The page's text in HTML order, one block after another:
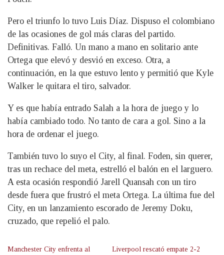
Pero el triunfo lo tuvo Luis Díaz. Dispuso el colombiano
de las ocasiones de gol más claras del partido.
Definitivas. Falló. Un mano a mano en solitario ante
Ortega que elevó y desvió en exceso. Otra, a
continuación, en la que estuvo lento y permitió que Kyle
Walker le quitara el tiro, salvador.
Y es que había entrado Salah a la hora de juego y lo
había cambiado todo. No tanto de cara a gol. Sino a la
hora de ordenar el juego.
También tuvo lo suyo el City, al final. Foden, sin querer,
tras un rechace del meta, estrelló el balón en el larguero.
A esta ocasión respondió Jarell Quansah con un tiro
desde fuera que frustró el meta Ortega. La última fue del
City, en un lanzamiento escorado de Jeremy Doku,
cruzado, que repelió el palo.
Manchester City enfrenta al
Liverpool rescató empate 2-2